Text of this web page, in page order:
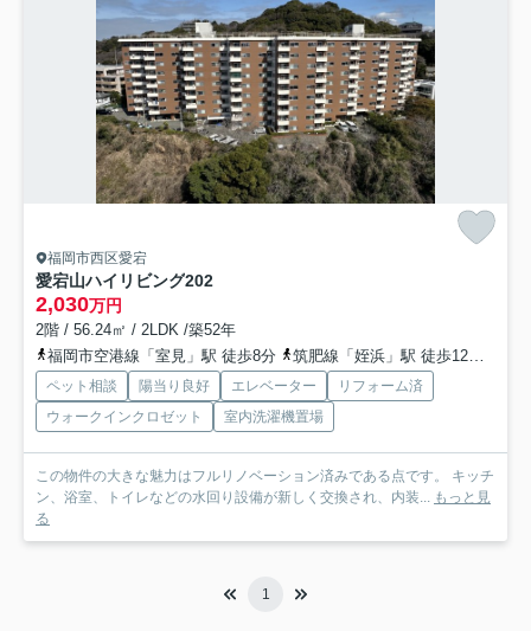
福岡市西区愛宕
愛宕山ハイリビング202
2,030万円
2階 / 56.24㎡ / 2LDK /築52年
福岡市空港線「室見」駅 徒歩8分
筑肥線「姪浜」駅 徒歩12分
ペット相談 陽当り良好 エレベーター
リフォーム済
ウォークインクロゼット
室内洗濯機置場
この物件の大きな魅力はフルリノベーション済みである点です。 キッチ
ン、浴室、トイレなどの水回り設備が新しく交換され、内装...
もっと見
る
1